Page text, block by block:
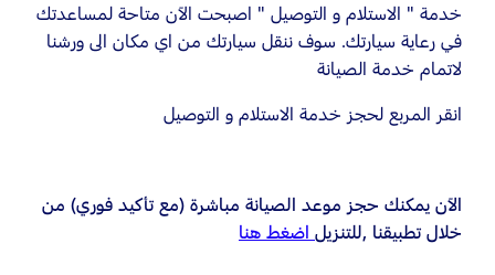
خدمة " الاستلام و التوصيل " اصبحت الآن متاحة لمساعدتك
في رعاية سيارتك. سوف ننقل سيارتك من اي مكان الى ورشنا
لاتمام خدمة الصيانة
انقر المربع لحجز خدمة الاستلام و التوصيل
الآن يمكنك حجز موعد الصيانة مباشرة (مع تأكيد فوري) من
خلال تطبيقنا ,للتنزيل اضغط هنا